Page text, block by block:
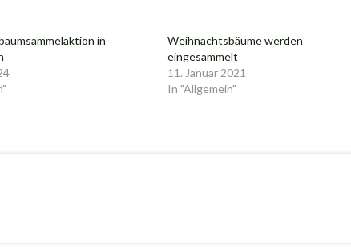
in
Weihnachtsbäume werden
eingesammelt
11. Januar 2021
In "Allgemein"